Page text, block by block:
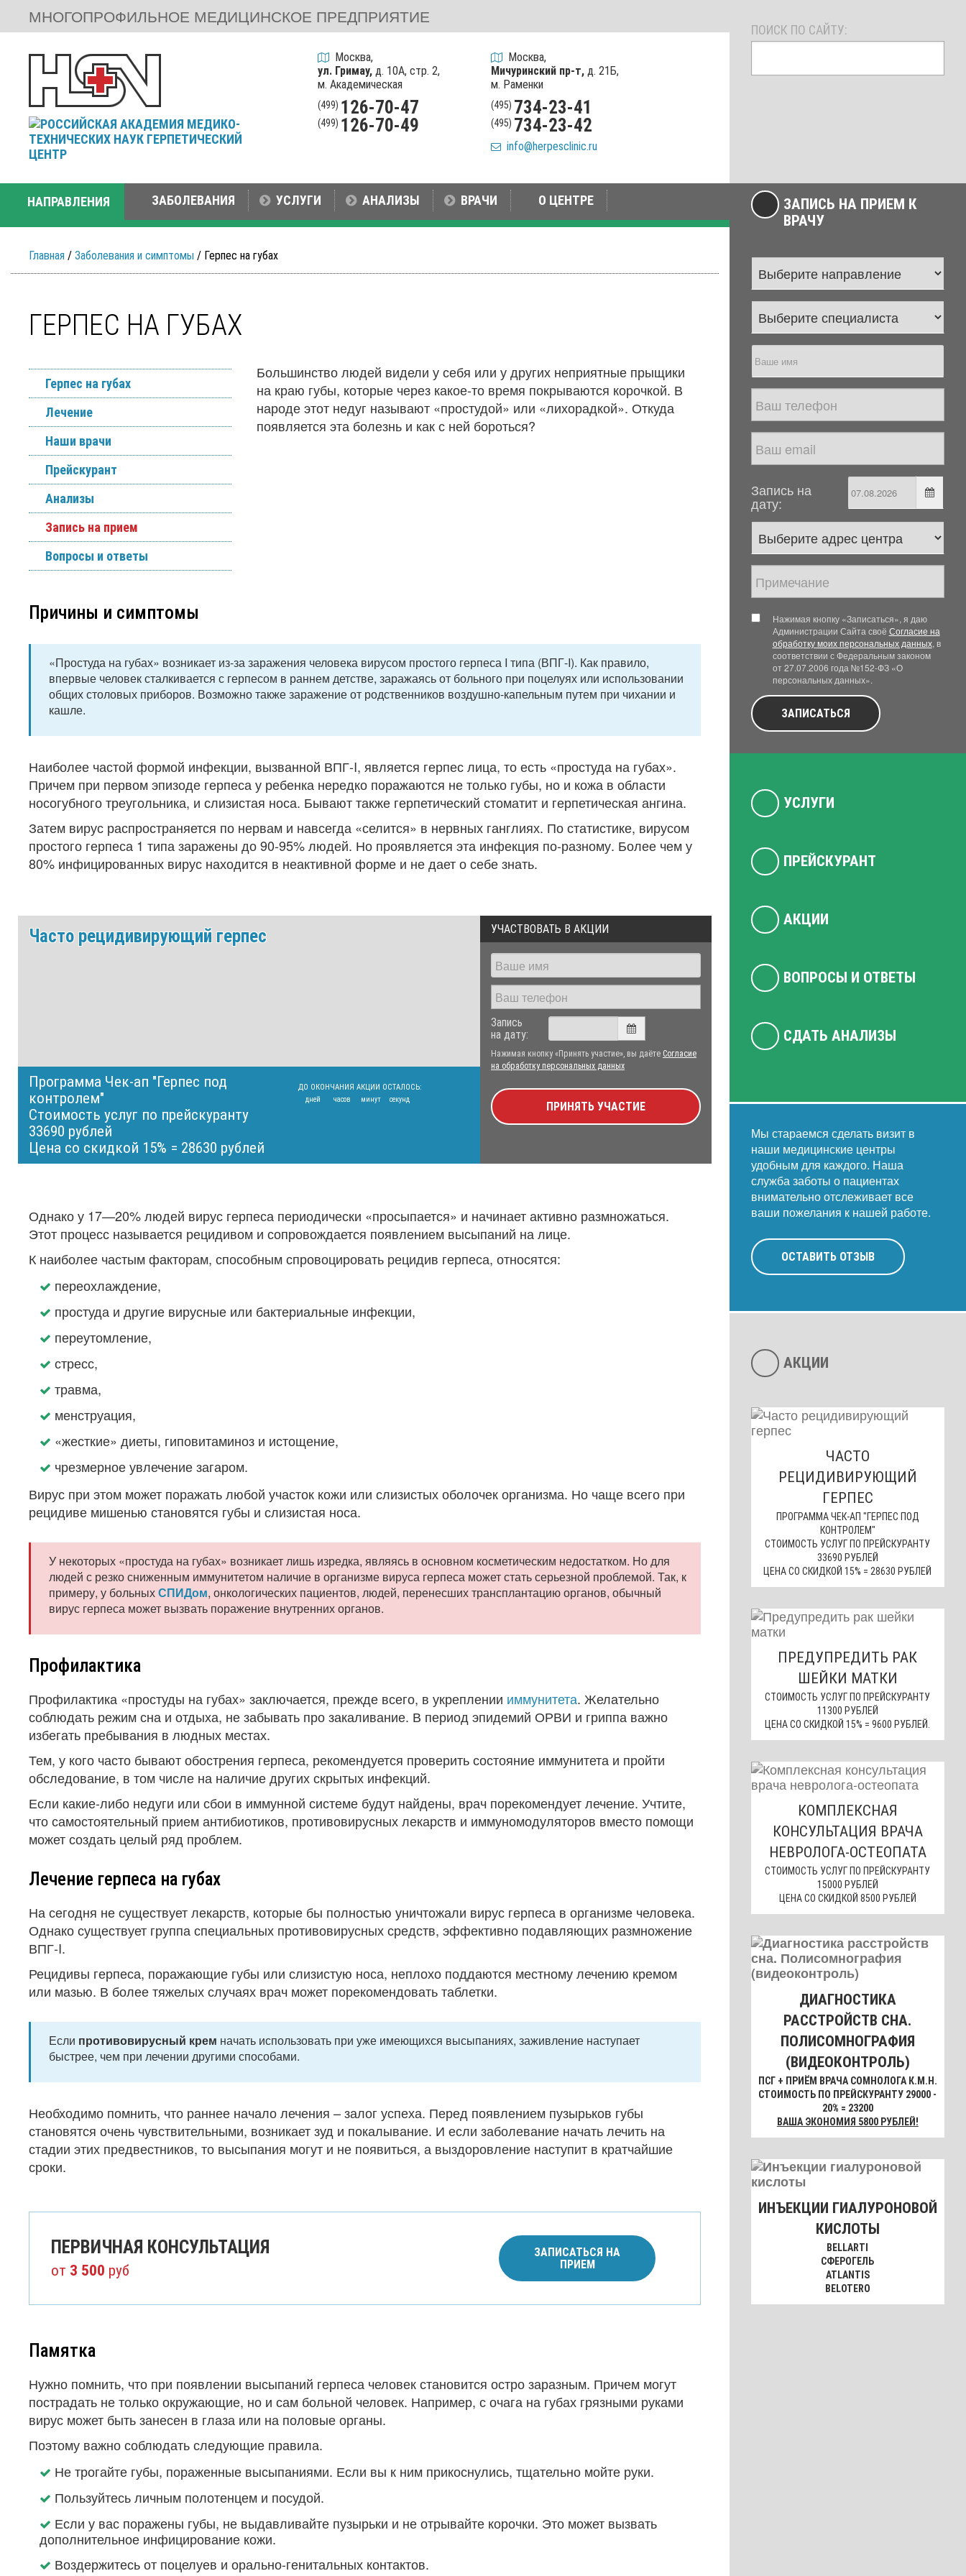
МНОГОПРОФИЛЬНОЕ МЕДИЦИНСКОЕ ПРЕДПРИЯТИЕ
Москва,
ул. Гримау,д. 10А, стр. 2,
м. Академическая
(499) 126-70-47
(499) 126-70-49
Москва,
Мичуринский пр-т, д. 21Б,
м. Раменки
(495) 734-23-41
(495) 734-23-42
info@herpesclinic.ru
ПОИСК ПО САЙТУ:
НАПРАВЛЕНИЯ ЗАБОЛЕВАНИЯ УСЛУГИ АНАЛИЗЫ ВРАЧИ О ЦЕНТРЕ
Главная / Заболевания и симптомы / Герпес на губах
ГЕРПЕС НА ГУБАХ
Герпес на губах
Лечение
Наши врачи
Прейскурант
Анализы
Запись на прием
Вопросы и ответы
Большинство людей видели у себя или у других неприятные прыщики
на краю губы, которые через какое-то время покрываются корочкой. В
народе этот недуг называют «простудой» или «лихорадкой». Откуда
появляется эта болезнь и как с ней бороться?
Причины и симптомы
«Простуда на губах» возникает из-за заражения человека вирусом простого герпеса I типа (ВПГ-I). Как правило,
впервые человек сталкивается с герпесом в раннем детстве, заражаясь от больного при поцелуях или использовании
общих столовых приборов. Возможно также заражение от родственников воздушно-капельным путем при чихании и
кашле.
Наиболее частой формой инфекции, вызванной ВПГ-I, является герпес лица, то есть «простуда на губах».
Причем при первом эпизоде герпеса у ребенка нередко поражаются не только губы, но и кожа в области
носогубного треугольника, и слизистая носа. Бывают также герпетический стоматит и герпетическая ангина.
Затем вирус распространяется по нервам и навсегда «селится» в нервных ганглиях. По статистике, вирусом
простого герпеса 1 типа заражены до 90-95% людей. Но проявляется эта инфекция по-разному. Более чем у
80% инфицированных вирус находится в неактивной форме и не дает о себе знать.
Часто рецидивирующий герпес
Программа Чек-ап "Герпес под
контролем"
Стоимость услуг по прейскуранту
33690 рублей
Цена со скидкой 15% = 28630 рублей
ДО ОКОНЧАНИЯ АКЦИИ ОСТАЛОСЬ:
дней часов минут секунд
УЧАСТВОВАТЬ В АКЦИИ
Запись
на дату:
Нажимая кнопку «Принять участие», вы даёте Согласие
на обработку персональных данных
ПРИНЯТЬ УЧАСТИЕ
Однако у 17—20% людей вирус герпеса периодически «просыпается» и начинает активно размножаться.
Этот процесс называется рецидивом и сопровождается появлением высыпаний на лице.
К наиболее частым факторам, способным спровоцировать рецидив герпеса, относятся:
переохлаждение,
простуда и другие вирусные или бактериальные инфекции,
переутомление,
стресс,
травма,
менструация,
«жесткие» диеты, гиповитаминоз и истощение,
чрезмерное увлечение загаром.
Вирус при этом может поражать любой участок кожи или слизистых оболочек организма. Но чаще всего при
рецидиве мишенью становятся губы и слизистая носа.
У некоторых «простуда на губах» возникает лишь изредка, являясь в основном косметическим недостатком. Но для
людей с резко сниженным иммунитетом наличие в организме вируса герпеса может стать серьезной проблемой. Так, к
примеру, у больныхСПИДом, онкологических пациентов, людей, перенесших трансплантацию органов, обычный
вирус герпеса может вызвать поражение внутренних органов.
Профилактика
Профилактика «простуды на губах» заключается, прежде всего, в укреплении иммунитета. Желательно
соблюдать режим сна и отдыха, не забывать про закаливание. В период эпидемий ОРВИ и гриппа важно
избегать пребывания в людных местах.
Тем, у кого часто бывают обострения герпеса, рекомендуется проверить состояние иммунитета и пройти
обследование, в том числе на наличие других скрытых инфекций.
Если какие-либо недуги или сбои в иммунной системе будут найдены, врач порекомендует лечение. Учтите,
что самостоятельный прием антибиотиков, противовирусных лекарств и иммуномодуляторов вместо помощи
может создать целый ряд проблем.
Лечение герпеса на губах
На сегодня не существует лекарств, которые бы полностью уничтожали вирус герпеса в организме человека.
Однако существует группа специальных противовирусных средств, эффективно подавляющих размножение
ВПГ-I.
Рецидивы герпеса, поражающие губы или слизистую носа, неплохо поддаются местному лечению кремом
или мазью. В более тяжелых случаях врач может порекомендовать таблетки.
Если противовирусный крем начать использовать при уже имеющихся высыпаниях, заживление наступает
быстрее, чем при лечении другими способами.
Необходимо помнить, что раннее начало лечения – залог успеха. Перед появлением пузырьков губы
становятся очень чувствительными, возникает зуд и покалывание. И если заболевание начать лечить на
стадии этих предвестников, то высыпания могут и не появиться, а выздоровление наступит в кратчайшие
сроки.
ПЕРВИЧНАЯ КОНСУЛЬТАЦИЯ
от 3 500 руб
ЗАПИСАТЬСЯ НА
ПРИЕМ
Памятка
Нужно помнить, что при появлении высыпаний герпеса человек становится остро заразным. Причем могут
пострадать не только окружающие, но и сам больной человек. Например, с очага на губах грязными руками
вирус может быть занесен в глаза или на половые органы.
Поэтому важно соблюдать следующие правила.
Не трогайте губы, пораженные высыпаниями. Если вы к ним прикоснулись, тщательно мойте руки.
Пользуйтесь личным полотенцем и посудой.
Если у вас поражены губы, не выдавливайте пузырьки и не отрывайте корочки. Это может вызвать
дополнительное инфицирование кожи.
Воздержитесь от поцелуев и орально-генитальных контактов.
ЗАПИСЬ НА ПРИЕМ К
ВРАЧУ
Запись на
дату:
Нажимая кнопку «Записаться», я даю
Администрации Сайта своё Согласие на
обработку моих персональных данных, в
соответствии с Федеральным законом
от 27.07.2006 года №152-ФЗ «О
персональных данных».
ЗАПИСАТЬСЯ
УСЛУГИ
ПРЕЙСКУРАНТ
АКЦИИ
ВОПРОСЫ И ОТВЕТЫ
СДАТЬ АНАЛИЗЫ
Мы стараемся сделать визит в
наши медицинские центры
удобным для каждого. Наша
служба заботы о пациентах
внимательно отслеживает все
ваши пожелания к нашей работе.
ОСТАВИТЬ ОТЗЫВ
АКЦИИ
ЧАСТО
РЕЦИДИВИРУЮЩИЙ
ГЕРПЕС
ПРОГРАММА ЧЕК-АП "ГЕРПЕС ПОД
КОНТРОЛЕМ"
СТОИМОСТЬ УСЛУГ ПО ПРЕЙСКУРАНТУ
33690 РУБЛЕЙ
ЦЕНА СО СКИДКОЙ 15% = 28630 РУБЛЕЙ
ПРЕДУПРЕДИТЬ РАК
ШЕЙКИ МАТКИ
СТОИМОСТЬ УСЛУГ ПО ПРЕЙСКУРАНТУ
11300 РУБЛЕЙ
ЦЕНА СО СКИДКОЙ 15% = 9600 РУБЛЕЙ.
КОМПЛЕКСНАЯ
КОНСУЛЬТАЦИЯ ВРАЧА
НЕВРОЛОГА-ОСТЕОПАТА
СТОИМОСТЬ УСЛУГ ПО ПРЕЙСКУРАНТУ
15000 РУБЛЕЙ
ЦЕНА СО СКИДКОЙ 8500 РУБЛЕЙ
ДИАГНОСТИКА
РАССТРОЙСТВ СНА.
ПОЛИСОМНОГРАФИЯ
(ВИДЕОКОНТРОЛЬ)
ПСГ + ПРИЁМ ВРАЧА СОМНОЛОГА К.М.Н.
СТОИМОСТЬ ПО ПРЕЙСКУРАНТУ 29000 -
20% = 23200
ВАША ЭКОНОМИЯ 5800 РУБЛЕЙ!
ИНЪЕКЦИИ ГИАЛУРОНОВОЙ
КИСЛОТЫ
BELLARTI
СФЕРОГЕЛЬ
ATLANTIS
BELOTERO